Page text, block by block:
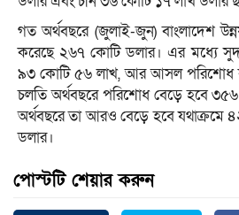
গত অর্থবছরে (জুলাই-জুন) বাংলাদেশ
করেছে ২৬৭ কোটি ডলার। এর মধ্যে
৯৩ কোটি ৫৬ লাখ, আর আসল পরিশোধ
চলতি অর্থবছরে পরিশোধ বেড়ে হবে
অর্থবছরে তা আরও বেড়ে হবে যথাক্রমে
ডলার।
পোস্টটি শেয়ার করুন